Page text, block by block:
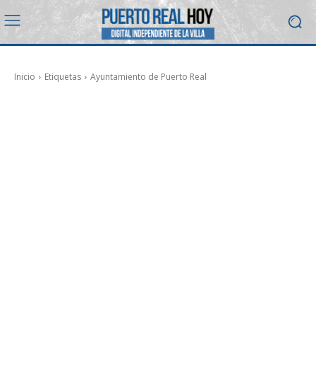
Inicio Etiquetas Ayuntamiento de Puerto Real